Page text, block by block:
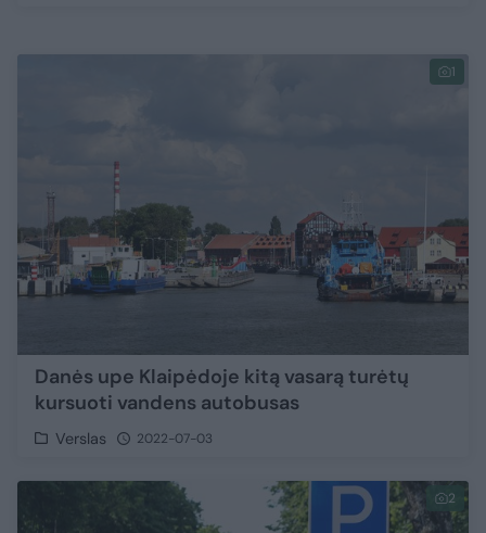
1
Danės upe Klaipėdoje kitą vasarą turėtų
kursuoti vandens autobusas
Verslas 2022-07-03
2